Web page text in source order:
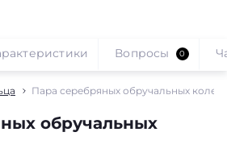
Пара серебряных обручальных колец
обручальных
Вопросы 0